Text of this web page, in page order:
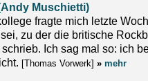
Muschietti)
fragte mich letzte
zu der die britische
Ich sag mal so: ich
[Thomas Vorwerk] » mehr